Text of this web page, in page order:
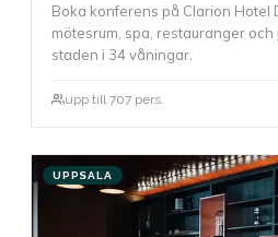
Boka konferens på Clarion Hotel
mötesrum, spa, restauranger
staden i 34 våningar.
upp till 707 pers.
UPPSALA